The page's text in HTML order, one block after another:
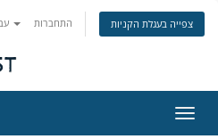
התחברות צפייה בעגלת הקניות